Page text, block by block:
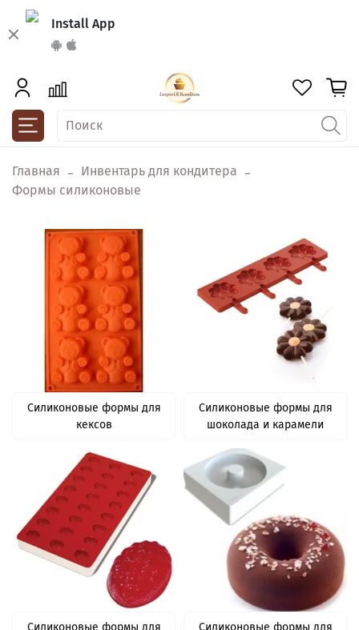
Install App
Главная
Инвентарь для кондитера
Формы силиконовые
Силиконовые формы для
кексов
Силиконовые формы для
шоколада и карамели
Силиконовые формы для
Силиконовые формы для